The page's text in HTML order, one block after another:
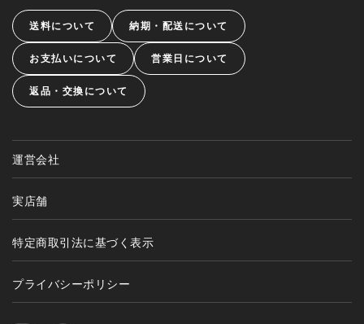
送料について 納期・配送について
お支払いについて 営業日について
返品・交換について
運営会社
実店舗
特定商取引法に基づく表示
プライバシーポリシー